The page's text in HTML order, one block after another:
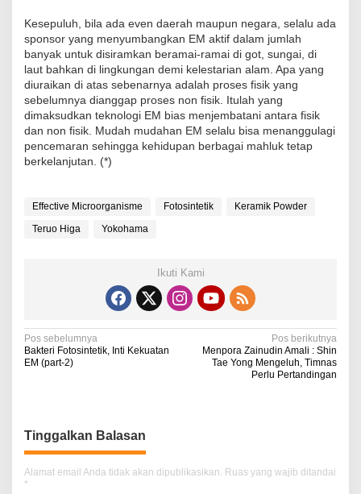
Kesepuluh, bila ada even daerah maupun negara, selalu ada
sponsor yang menyumbangkan EM aktif dalam jumlah
banyak untuk disiramkan beramai-ramai di got, sungai, di
laut bahkan di lingkungan demi kelestarian alam. Apa yang
diuraikan di atas sebenarnya adalah proses fisik yang
sebelumnya dianggap proses non fisik. Itulah yang
dimaksudkan teknologi EM bias menjembatani antara fisik
dan non fisik. Mudah mudahan EM selalu bisa menanggulagi
pencemaran sehingga kehidupan berbagai mahluk tetap
berkelanjutan. (*)
Effective Microorganisme Fotosintetik
Keramik Powder
Teruo Higa
Yokohama
Ikuti Kami
N
a
g
a
s
Pos sebelumnya
Bakteri Fotosintetik, Inti Kekuatan
EM (part-2)
Pos berikutnya
Menpora Zainudin Amali : Shin
Tae Yong Mengeluh, Timnas
Perlu Pertandingan
Tinggalkan Balasan
Alamat email Anda tidak akan dipublikasikan. Ruas yang wajib ditandai
*